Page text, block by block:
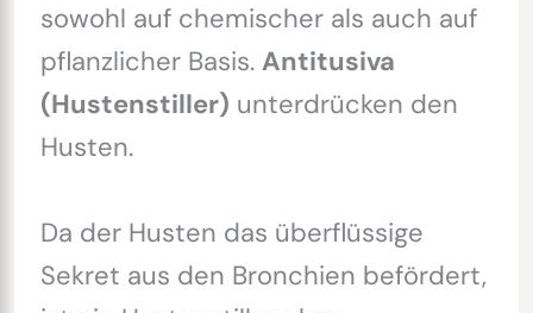
sowohl auf chemischer als auch auf
pflanzlicher Basis. Antitusiva
(Hustenstiller) unterdrücken den
Husten.
Da der Husten das überflüssige
Sekret aus den Bronchien befördert,